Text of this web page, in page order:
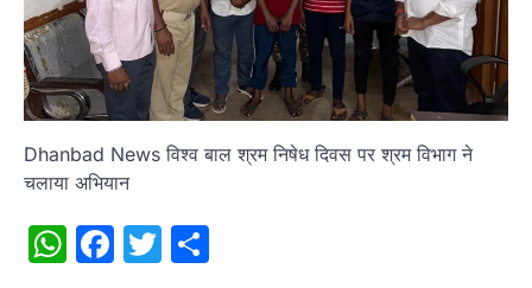
Dhanbad News विश्व बाल श्रम निषेध दिवस पर श्रम विभाग ने
चलाया अभियान
WhatsApp
Facebook
Twitter